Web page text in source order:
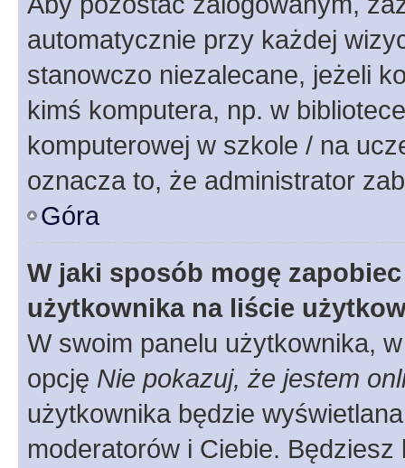
automatycznie przy każdej
stanowczo niezalecane, jeżeli
kimś komputera, np. w
komputerowej w szkole / na
oznacza to, że administrator
Góra
W jaki sposób mogę
użytkownika na liście
W swoim panelu użytkownika,
opcję Nie pokazuj, że jestem
użytkownika będzie
moderatorów i Ciebie.